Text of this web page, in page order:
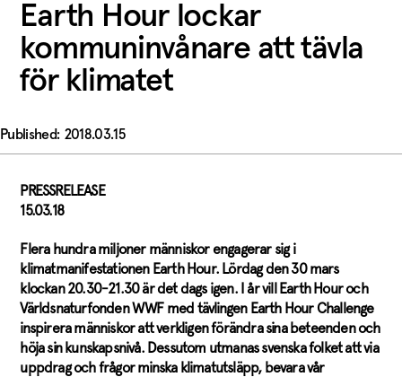
Earth Hour lockar
kommuninvånare att tävla
för klimatet
2018.03.15
PRESSRELEASE
15.03.18
Flera hundra miljoner människor engagerar sigi
klimatmanifestationen Earth Hour. Lördag den 30 mars
klockan 20.30-21.30 är det dags igen. I år villEarth Hour och
Världsnaturfonden WWF med tävlingen Earth Hour Challenge
inspirera människor att verkligen förändra sina beteenden och
höja sin kunskapsnivå. Dessutom utmanassvenska folket att via
uppdrag och frågor minska klimatutsläpp, bevara vår